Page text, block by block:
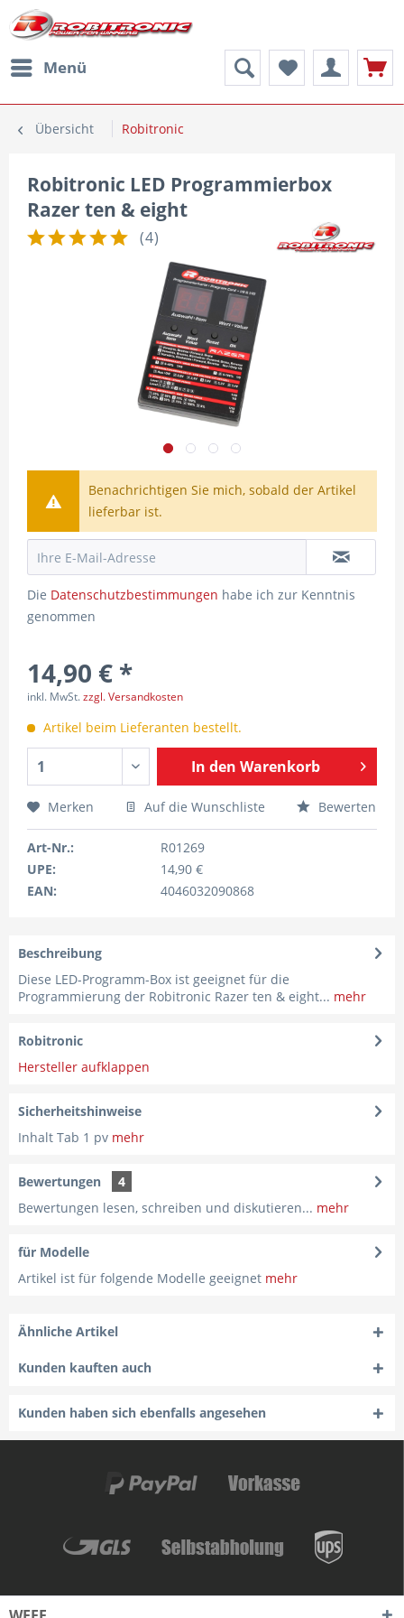
Menü
Übersicht Robitronic
Robitronic LED Programmierbox
Razer ten & eight
(4)
Benachrichtigen Sie mich, sobald der Artikel
lieferbar ist.
Die Datenschutzbestimmungen habe ich zur Kenntnis
genommen
14,90 € *
inkl. MwSt.zzgl. Versandkosten
Artikel beim Lieferanten bestellt.
In den Warenkorb
Merken Auf die Wunschliste Bewerten
Art-Nr.:
R01269
UPE:
14,90 €
EAN:
4046032090868
Beschreibung
Diese LED-Programm-Box ist geeignet für die
Programmierung der Robitronic Razer ten & eight... mehr
Robitronic
Hersteller aufklappen
Sicherheitshinweise
Inhalt Tab 1 pv mehr
Bewertungen
4
Bewertungen lesen, schreiben und diskutieren... mehr
für Modelle
Artikel ist für folgende Modelle geeignet mehr
Ähnliche Artikel
Kunden kauften auch
Kunden haben sich ebenfalls angesehen